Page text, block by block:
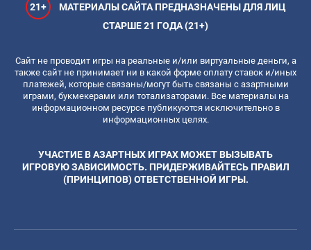
21+
МАТЕРИАЛЫ САЙТА ПРЕДНАЗНАЧЕНЫ ДЛЯ ЛИЦ
СТАРШЕ 21 ГОДА (21+)
Сайт не проводит игры на реальные и/или виртуальные деньги, а
также сайт не принимает ни в какой форме оплату ставок и/иных
платежей, которые связаны/могут быть связаны с азартными
играми, букмекерами или тотализаторами. Все материалы на
информационном ресурсе публикуются исключительно в
информационных целях.
УЧАСТИЕ В АЗАРТНЫХ ИГРАХ МОЖЕТ ВЫЗЫВАТЬ
ИГРОВУЮ ЗАВИСИМОСТЬ. ПРИДЕРЖИВАЙТЕСЬ ПРАВИЛ
(ПРИНЦИПОВ) ОТВЕТСТВЕННОЙ ИГРЫ.